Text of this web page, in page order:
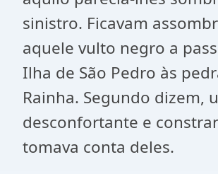
sinistro. Ficavam
aquele vulto negro a
Ilha de São Pedro às
Rainha. Segundo dizem,
desconfortante e
tomava conta deles.